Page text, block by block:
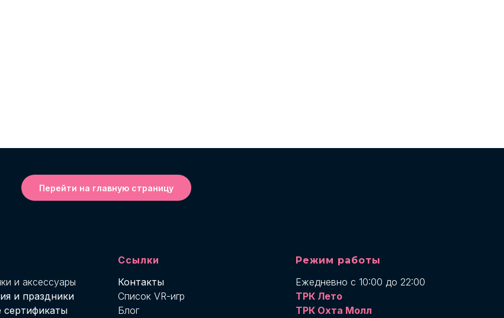
Перейти на главную страницу
и аксессуары
и праздники
Ссылки
Контакты
Список VR-игр
Блог
Режим работы
Ежедневно с 10:00 до 22:00
ТРК Лето
ТРК Охта Молл